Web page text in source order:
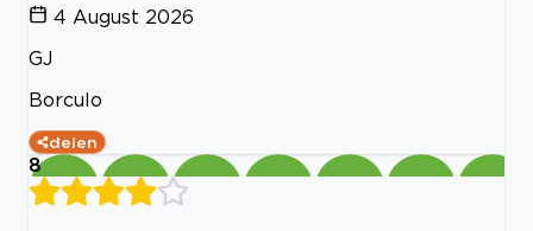
4 August 2026
GJ
Borculo
delen
8